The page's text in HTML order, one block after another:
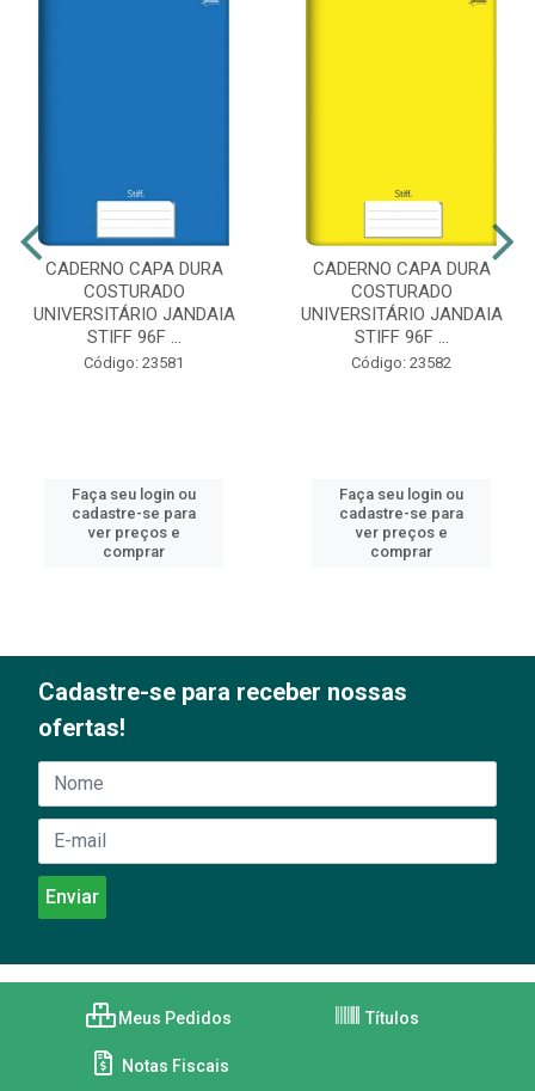
CADERNO CAPA DURA
COSTURADO
UNIVERSITÁRIO JANDAIA
STIFF 96F ...
Código: 23581
Faça seu login ou
cadastre-se para
ver preços e
comprar
CADERNO CAPA DURA
COSTURADO
UNIVERSITÁRIO JANDAIA
STIFF 96F ...
Código: 23582
Faça seu login ou
cadastre-se para
ver preços e
comprar
Cadastre-se para receber nossas
ofertas!
Meus Pedidos Títulos
Notas Fiscais